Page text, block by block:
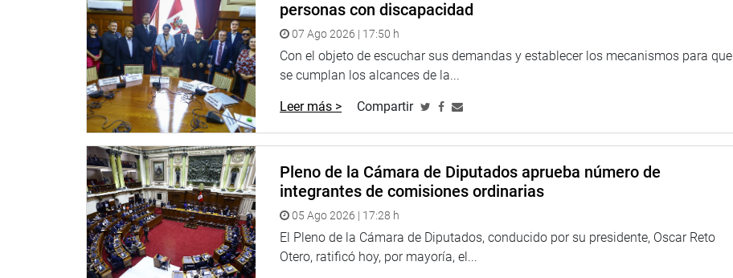
Youtube:http://www.youtube.com/congresoperu
Soundcloud:https://soundcloud.com/radiocongreso
personas con discapacidad
07 Ago 2026 | 17:50 h
Con el objeto de escuchar sus demandas y establecer los mecanismos para que
se cumplan los alcances de la...
Leer más > Compartir
Pleno de la Cámara de Diputados aprueba número de
integrantes de comisiones ordinarias
05 Ago 2026 | 17:28 h
El Pleno de la Cámara de Diputados, conducido por su presidente, Oscar Reto
Otero, ratificó hoy, por mayoría, el...